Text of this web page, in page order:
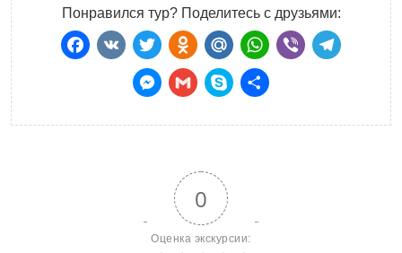
Понравился тур? Поделитесь с друзьями:
Facebook
VKTwitter
Odnoklassniki
Mail.Ru
WhatsApp
Отправить
0
Оценка экскурсии: